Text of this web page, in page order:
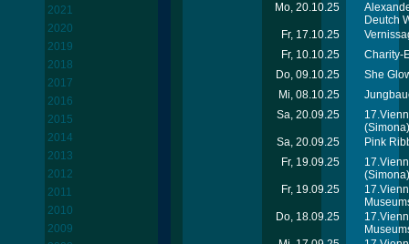
2021
2020
2019
2018
2017
2016
2015
2014
2013
2012
2011
2010
2009
Mo, 20.10.25
Deutch
Fr, 17.10.25
Fr, 10.10.25
Charity-
Do, 09.10.25
She
Mi, 08.10.25
Sa, 20.09.25
(Simona)
Sa, 20.09.25
Pink
Fr, 19.09.25
(Simona)
Fr, 19.09.25
Do, 18.09.25